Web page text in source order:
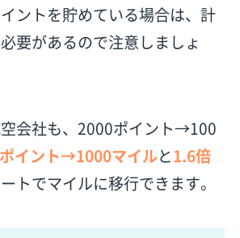
ントを貯めている場合は、計
要があるので注意しましょ
会社も、2000ポイント→100
イント→1000マイルと1.6倍
トでマイルに移行できます。